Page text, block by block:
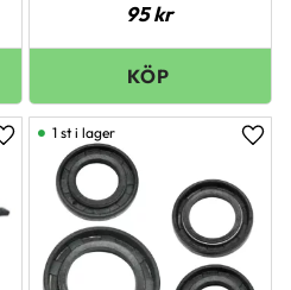
95kr
Lägg till i favoriter
1 st i lager